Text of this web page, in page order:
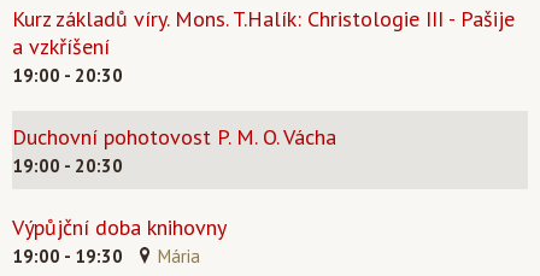
Kurz základů víry. Mons. T.Halík: Christologie III - Pašije
a vzkříšení
19:00 - 20:30
Duchovní pohotovost P. M. O. Vácha
19:00 - 20:30
Výpůjční doba knihovny
19:00 - 19:30 Mária